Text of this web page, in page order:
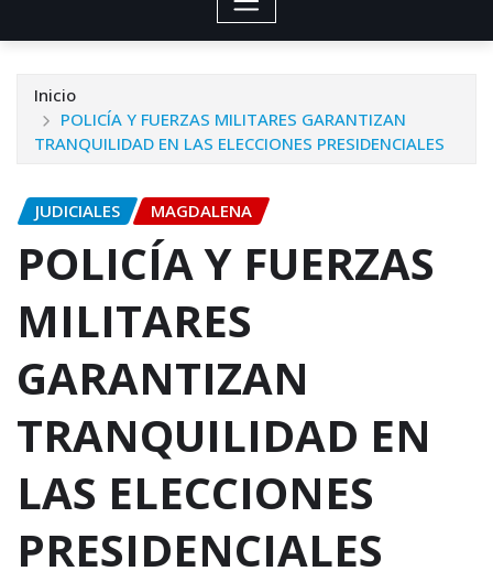
Inicio
POLICÍA Y FUERZAS MILITARES GARANTIZAN
TRANQUILIDAD EN LAS ELECCIONES PRESIDENCIALES
JUDICIALES MAGDALENA
POLICÍA Y FUERZAS
MILITARES
GARANTIZAN
TRANQUILIDAD EN
LAS ELECCIONES
PRESIDENCIALES